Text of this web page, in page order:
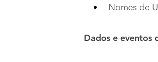
Nomes de
Dados e eventos